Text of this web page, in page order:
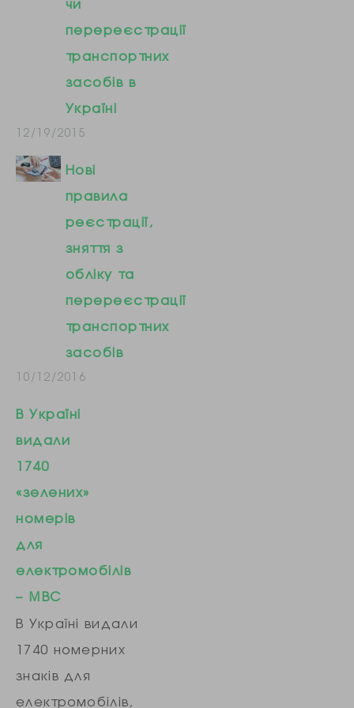
перереєстрації
транспортних
засобів в
Україні
12/19/2015
Нові
правила
реєстрації,
зняття з
обліку та
перереєстрації
транспортних
засобів
10/12/2016
В Україні
видали
1740
«зелених»
номерів
для
електромобілів
– МВС
В Україні видали
1740 номерних
знаків для
електромобілів,